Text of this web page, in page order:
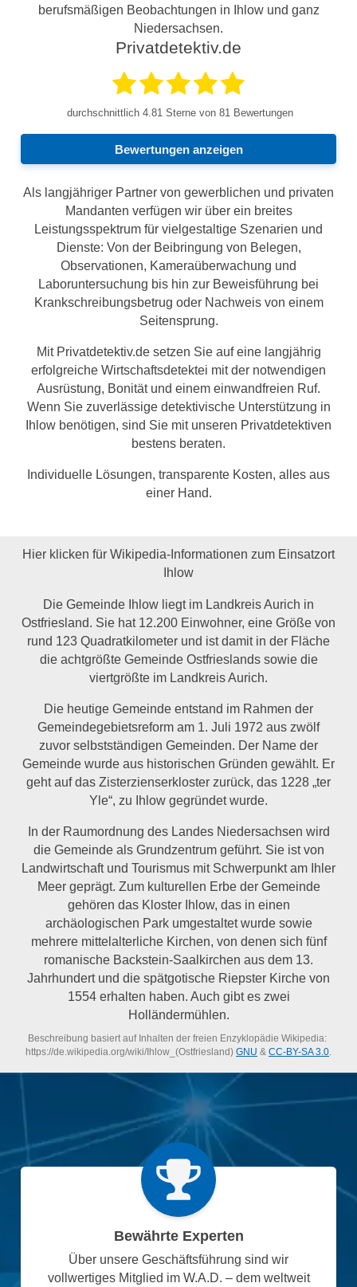
berufsmäßigen Beobachtungen in Ihlow und ganz
Niedersachsen.
Privatdetektiv.de
durchschnittlich 4.81 Sterne von 81 Bewertungen
Bewertungen anzeigen
Als langjähriger Partner von gewerblichen und privaten
Mandanten verfügen wir über ein breites
Leistungsspektrum für vielgestaltige Szenarien und
Dienste: Von der Beibringung von Belegen,
Observationen, Kameraüberwachung und
Laboruntersuchung bis hin zur Beweisführung bei
Krankschreibungsbetrug oder Nachweis von einem
Seitensprung.
Mit Privatdetektiv.de setzen Sie auf eine langjährig
erfolgreiche Wirtschaftsdetektei mit der notwendigen
Ausrüstung, Bonität und einem einwandfreien Ruf.
Wenn Sie zuverlässige detektivische Unterstützung in
Ihlow benötigen, sind Sie mit unseren Privatdetektiven
bestens beraten.
Individuelle Lösungen, transparente Kosten, alles aus
einer Hand.
Hier klicken für Wikipedia-Informationen zum Einsatzort
Ihlow
Die Gemeinde Ihlow liegt im Landkreis Aurich in
Ostfriesland. Sie hat 12.200 Einwohner, eine Größe von
rund 123 Quadratkilometer und ist damit in der Fläche
die achtgrößte Gemeinde Ostfrieslands sowie die
viertgrößte im Landkreis Aurich.
Die heutige Gemeinde entstand im Rahmen der
Gemeindegebietsreform am 1. Juli 1972 aus zwölf
zuvor selbstständigen Gemeinden. Der Name der
Gemeinde wurde aus historischen Gründen gewählt. Er
geht auf das Zisterzienserkloster zurück, das 1228 „ter
Yle“, zu Ihlow gegründet wurde.
In der Raumordnung des Landes Niedersachsen wird
die Gemeinde als Grundzentrum geführt. Sie ist von
Landwirtschaft und Tourismus mit Schwerpunkt am Ihler
Meer geprägt. Zum kulturellen Erbe der Gemeinde
gehören das Kloster Ihlow, das in einen
archäologischen Park umgestaltet wurde sowie
mehrere mittelalterliche Kirchen, von denen sich fünf
romanische Backstein-Saalkirchen aus dem 13.
Jahrhundert und die spätgotische Riepster Kirche von
1554 erhalten haben. Auch gibt es zwei
Holländermühlen.
Beschreibung basiert auf Inhalten der freien Enzyklopädie Wikipedia:
https://de.wikipedia.org/wiki/Ihlow_(Ostfriesland) GNU & CC-BY-SA 3.0.
Bewährte Experten
Über unsere Geschäftsführung sind wir
vollwertiges Mitglied im W.A.D. – dem weltweit